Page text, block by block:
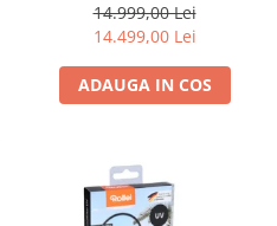
14.999,00 Lei
14.499,00 Lei
ADAUGA IN COS